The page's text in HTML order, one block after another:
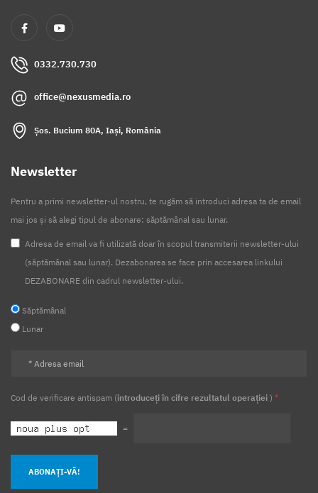
0332.730.730
office@nexusmedia.ro
Șos. Bucium 80A, Iași, România
Newsletter
Pentru a primi newsletter-ul nostru, te rugăm să introduci adresa ta de email
mai jos și să alegi tipul de abonare: săptămânal sau lunar.
Adresa de email va fi utilizată doar în scopul transmiterii newsletter-ului
(săptămânal sau lunar). Dezabonarea se face prin accesarea linkului
DEZABONARE din cadrul newsletter-ului.
Săptămânal
Lunar
Cod de verificare antispam (introduceți în cifre rezultatul operației ) *
=
ABONAȚI-VĂ!